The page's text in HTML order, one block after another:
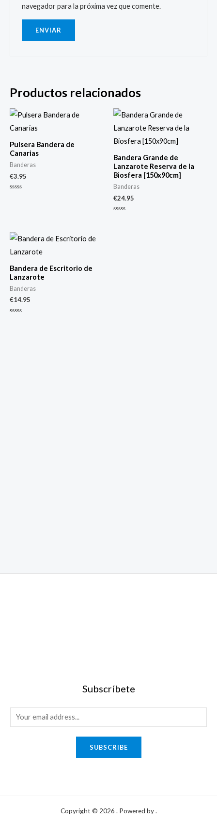
navegador para la próxima vez que comente.
Productos relacionados
Pulsera Bandera de
Canarias
Banderas
€3.95
Bandera Grande de
Lanzarote Reserva de la
Biosfera [150x90cm]
Banderas
€24.95
Bandera de Escritorio de
Lanzarote
Banderas
€14.95
Subscríbete
SUBSCRIBE
Copyright © 2026 . Powered by .